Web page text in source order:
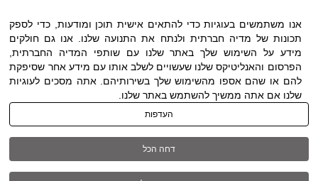
תנאי שימוש|הצהרת נגישות| כל הזכויות שמורות
ל DWO ©
אנו משתמשים בעוגיות כדי להתאים אישית תוכן ומודעות, כדי לספק
תכונות של מדיה חברתית ולנתח את התנועה שלנו. אנו גם חולקים
מידע על השימוש שלך באתר שלנו עם שותפי המדיה החברתית,
הפרסום והאנליטיקס שלנו שעשויים לשלב אותו עם מידע אחר שסיפקת
להם או שהם אספו מהשימוש שלך בשירותיהם. אתה מסכים לעוגיות
שלנו אם אתה ממשיך להשתמש באתר שלנו.
העדפות
דחה הכל